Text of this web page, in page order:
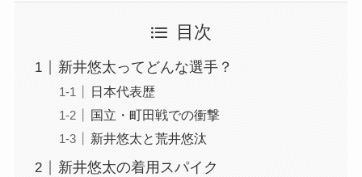
目次
新井悠太ってどんな選手？
日本代表歴
国立・町田戦での衝撃
新井悠太と荒井悠汰
新井悠太の着用スパイク